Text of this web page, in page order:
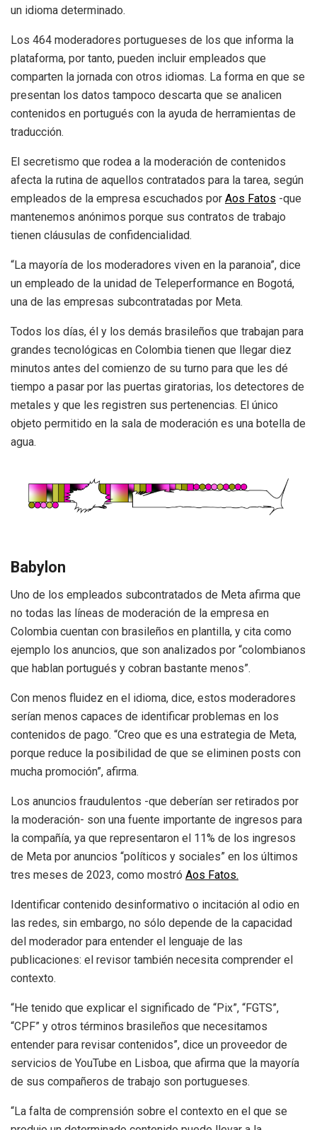
un idioma determinado.
Los 464 moderadores portugueses de los que informa la
plataforma, por tanto, pueden incluir empleados que
comparten la jornada con otros idiomas. La forma en que se
presentan los datos tampoco descarta que se analicen
contenidos en portugués con la ayuda de herramientas de
traducción.
El secretismo que rodea a la moderación de contenidos
afecta la rutina de aquellos contratados para la tarea, según
empleados de la empresa escuchados por Aos Fatos -que
mantenemos anónimos porque sus contratos de trabajo
tienen cláusulas de confidencialidad.
“La mayoría de los moderadores viven en la paranoia”, dice
un empleado de la unidad de Teleperformance en Bogotá,
una de las empresas subcontratadas por Meta.
Todos los días, él y los demás brasileños que trabajan para
grandes tecnológicas en Colombia tienen que llegar diez
minutos antes del comienzo de su turno para que les dé
tiempo a pasar por las puertas giratorias, los detectores de
metales y que les registren sus pertenencias. El único
objeto permitido en la sala de moderación es una botella de
agua.
Babylon
Uno de los empleados subcontratados de Meta afirma que
no todas las líneas de moderación de la empresa en
Colombia cuentan con brasileños en plantilla, y cita como
ejemplo los anuncios, que son analizados por “colombianos
que hablan portugués y cobran bastante menos”.
Con menos fluidez en el idioma, dice, estos moderadores
serían menos capaces de identificar problemas en los
contenidos de pago. “Creo que es una estrategia de Meta,
porque reduce la posibilidad de que se eliminen posts con
mucha promoción”, afirma.
Los anuncios fraudulentos -que deberían ser retirados por
la moderación- son una fuente importante de ingresos para
la compañía, ya que representaron el 11% de los ingresos
de Meta por anuncios “políticos y sociales” en los últimos
tres meses de 2023, como mostró Aos Fatos.
Identificar contenido desinformativo o incitación al odio en
las redes, sin embargo, no sólo depende de la capacidad
del moderador para entender el lenguaje de las
publicaciones: el revisor también necesita comprender el
contexto.
“He tenido que explicar el significado de “Pix”, “FGTS”,
“CPF” y otros términos brasileños que necesitamos
entender para revisar contenidos”, dice un proveedor de
servicios de YouTube en Lisboa, que afirma que la mayoría
de sus compañeros de trabajo son portugueses.
“La falta de comprensión sobre el contexto en el que se